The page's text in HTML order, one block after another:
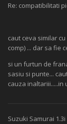
Re: compatibilitati
caut ceva similar
comp) ... dar sa fie
si un furtun de
sasiu si punte...
cauza
Suzuki Samurai 1.3i